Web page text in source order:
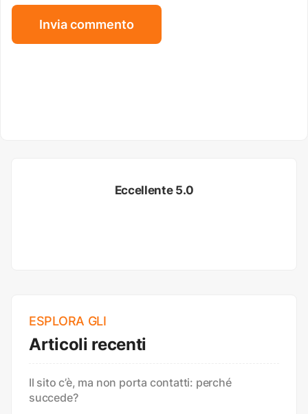
Eccellente 5.0
ESPLORA GLI
Articoli recenti
Il sito c’è, ma non porta contatti: perché
succede?